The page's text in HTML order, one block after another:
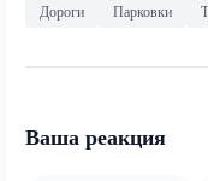
Дороги Парковки
Ваша реакция